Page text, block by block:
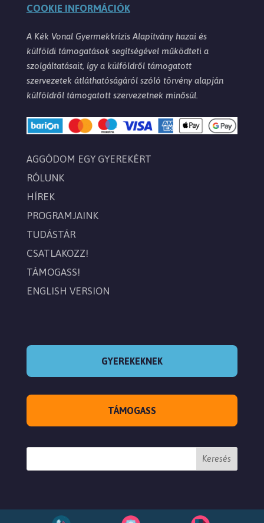
COOKIE INFORMÁCIÓK
A Kék Vonal Gyermekkrízis Alapítvány hazai és
külföldi támogatások segítségével működteti a
szolgáltatásait, így a külföldről támogatott
szervezetek átláthatóságáról szóló törvény alapján
külföldről támogatott szervezetnek minősül.
AGGÓDOM EGY GYEREKÉRT
RÓLUNK
HÍREK
PROGRAMJAINK
TUDÁSTÁR
CSATLAKOZZ!
TÁMOGASS!
ENGLISH VERSION
GYEREKEKNEK
TÁMOGASS